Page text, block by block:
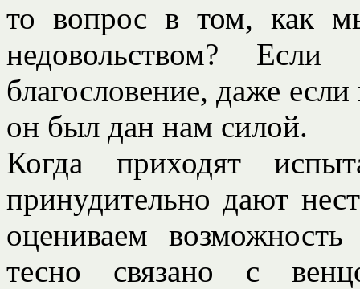
то вопрос в том, как
недовольством?
благословение, даже
он был дан нам силой.
Когда приходят
принудительно дают
оцениваем
тесно связано с